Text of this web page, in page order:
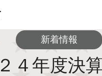
新着情報
４年度決